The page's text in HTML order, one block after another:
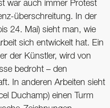
war auch immer Protest
überschreitung. In der
24. Mai) sieht man, wie
sich entwickelt hat. Ein
der Künstler, wird von
bedroht – den
In anderen Arbeiten sieht
Duchamp) einen Turm